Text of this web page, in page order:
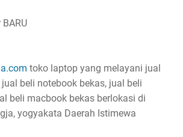
BARU
toko laptop yang melayani jual
beli notebook bekas, jual beli
beli macbook bekas berlokasi di
yogyakata Daerah Istimewa